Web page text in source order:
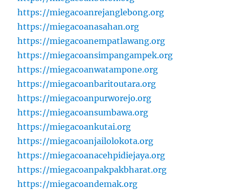
https://miegacoanrejanglebong.org
https://miegacoanasahan.org
https://miegacoanempatlawang.org
https://miegacoansimpangampek.org
https://miegacoanwatampone.org
https://miegacoanbaritoutara.org
https://miegacoanpurworejo.org
https://miegacoansumbawa.org
https://miegacoankutai.org
https://miegacoanjailolokota.org
https://miegacoanacehpidiejaya.org
https://miegacoanpakpakbharat.org
https://miegacoandemak.org